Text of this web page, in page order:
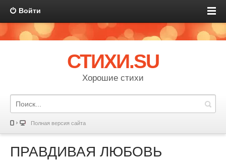
Войти
СТИХИ.SU
Хорошие стихи
Полная версия сайта
ПРАВДИВАЯ ЛЮБОВЬ